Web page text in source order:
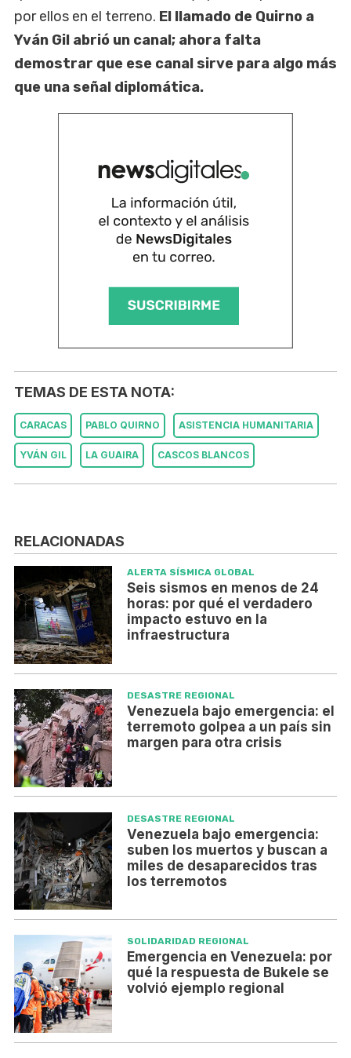
por ellos en el terreno. El llamado de Quirno a
Yván Gil abrió un canal; ahora falta
demostrar que ese canal sirve para algo más
que una señal diplomática.
TEMAS DE ESTA NOTA:
CARACAS PABLO QUIRNO ASISTENCIA HUMANITARIA
YVÁN GIL LA GUAIRA CASCOS BLANCOS
RELACIONADAS
ALERTA SÍSMICA GLOBAL
Seis sismos en menos de 24
horas: por qué el verdadero
impacto estuvo en la
infraestructura
DESASTRE REGIONAL
Venezuela bajo emergencia: el
terremoto golpea a un país sin
margen para otra crisis
DESASTRE REGIONAL
Venezuela bajo emergencia:
suben los muertos y buscan a
miles de desaparecidos tras
los terremotos
SOLIDARIDAD REGIONAL
Emergencia en Venezuela: por
qué la respuesta de Bukele se
volvió ejemplo regional